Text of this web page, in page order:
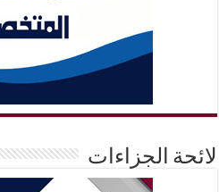
لائحة الجزاءات